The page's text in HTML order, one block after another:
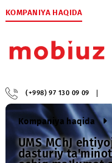
KOMPANIYA HAQIDA
(+998) 97 130 09 09
Kompaniya haqida
UMS MChJ